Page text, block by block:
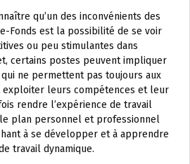
qu’un des inconvénients des
Fonds est la possibilité de se voir
ou peu stimulantes dans
certains postes peuvent impliquer
ne permettent pas toujours aux
exploiter leurs compétences et leur
rendre l’expérience de travail
plan personnel et professionnel
à se développer et à apprendre
travail dynamique.